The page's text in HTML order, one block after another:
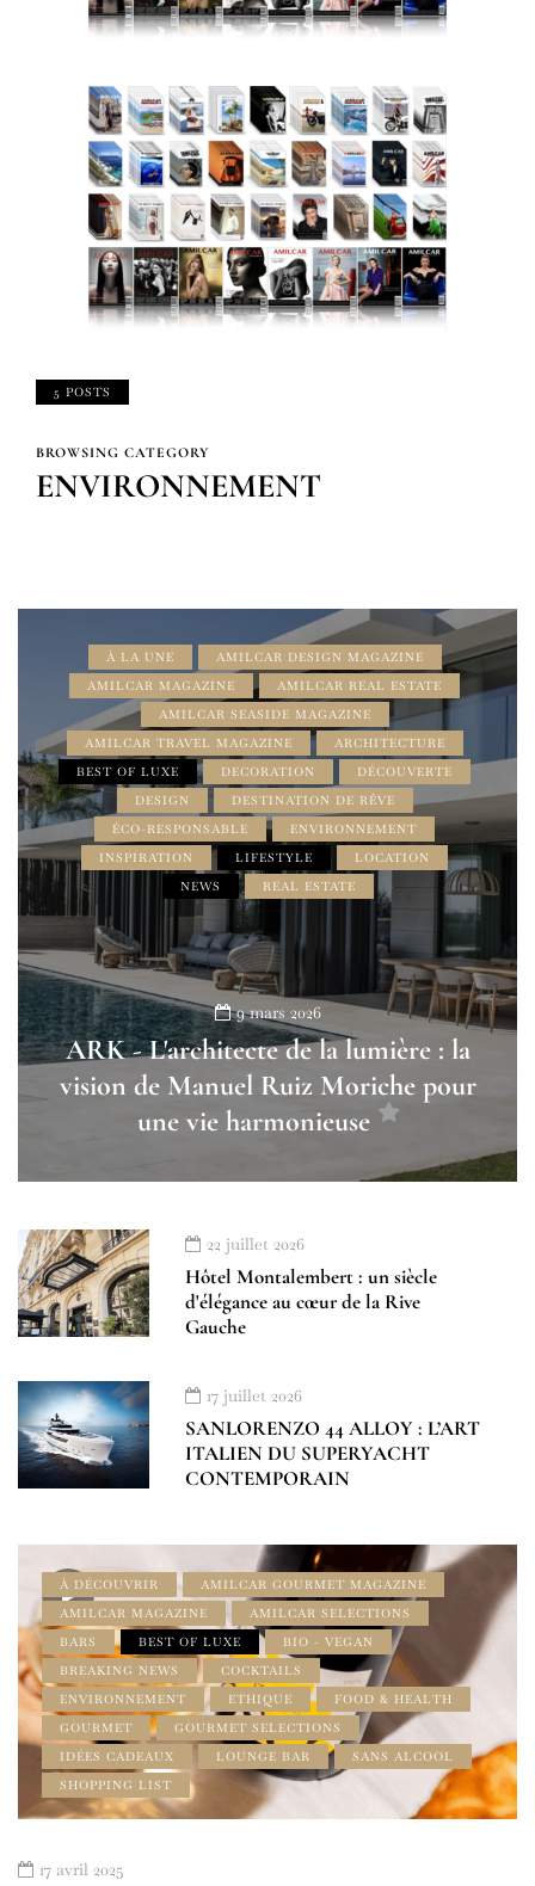
5 POSTS
BROWSING CATEGORY
ENVIRONNEMENT
À LA UNE
AMILCAR DESIGN MAGAZINE
AMILCAR MAGAZINE
AMILCAR REAL ESTATE
AMILCAR SEASIDE MAGAZINE
AMILCAR TRAVEL MAGAZINE
ARCHITECTURE
BEST OF LUXE
DECORATION
DÉCOUVERTE
DESIGN
DESTINATION DE RÊVE
ÉCO-RESPONSABLE
ENVIRONNEMENT
INSPIRATION
LIFESTYLE
LOCATION
NEWS
REAL ESTATE
9 mars 2026
ARK - L'architecte de la lumière : la
vision de Manuel Ruiz Moriche pour
une vie harmonieuse
22 juillet 2026
Hôtel Montalembert : un siècle
d'élégance au cœur de la Rive
Gauche
17 juillet 2026
SANLORENZO 44 ALLOY : L’ART
ITALIEN DU SUPERYACHT
CONTEMPORAIN
À DÉCOUVRIR
AMILCAR GOURMET MAGAZINE
AMILCAR MAGAZINE
AMILCAR SELECTIONS
BARS
BEST OF LUXE
BIO - VEGAN
BREAKING NEWS
COCKTAILS
ENVIRONNEMENT
ETHIQUE
FOOD & HEALTH
GOURMET
GOURMET SELECTIONS
IDÉES CADEAUX
LOUNGE BAR
SANS ALCOOL
SHOPPING LIST
17 avril 2025